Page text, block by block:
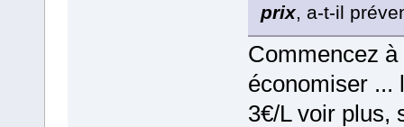
prix, a-t-il
Commencez à
économiser ...
3€/L voir plus,